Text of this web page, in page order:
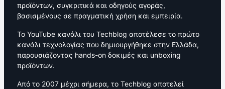
προϊόντων, συγκριτικά και οδηγούς αγοράς,
βασισμένους σε πραγματική χρήση και εμπειρία.
Το YouTube κανάλι του Techblog αποτέλεσε το πρώτο
κανάλι τεχνολογίας που δημιουργήθηκε στην Ελλάδα,
παρουσιάζοντας hands-on δοκιμές και unboxing
προϊόντων.
Από το 2007 μέχρι σήμερα, το Techblog αποτελεί